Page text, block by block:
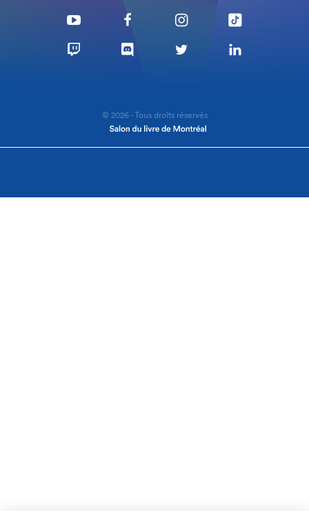
© 2026 - Tous droits réservés